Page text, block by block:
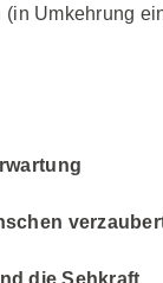
Umkehrung
die Sehkraft